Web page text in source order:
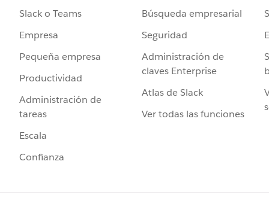
Slack o Teams
Empresa
Pequeña empresa
Productividad
Administración de
tareas
Escala
Confianza
Búsqueda empresarial
Seguridad
Administración de
claves Enterprise
Atlas de Slack
Ver todas las funciones